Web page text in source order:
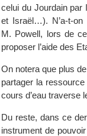
celui du Jourdain par
et Israël…). N’a-t-
M. Powell, lors de
proposer l’aide des
On notera que plus
partager la
cours d’eau traverse
Du reste, dans ce
instrument de